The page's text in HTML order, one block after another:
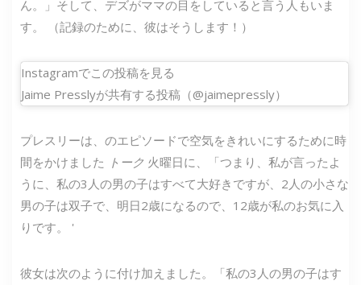
ん。」そして、デズがママの目をしていると言う人もいま
す。 （記録のために、彼はそうします！）
Instagramでこの投稿を見る
Jaime Presslyが共有する投稿（@jaimepressly）
プレスリーは、のエピソードで空気をきれいにするために時
間をかけました トーク 火曜日に、「つまり、私が言ったよ
うに、私の3人の男の子はすべて大好きですが、2人の小さな
男の子は双子で、明日2歳になるので、12歳が私のお気に入
りです。 '
彼女は次のように付け加えました。「私の3人の男の子はす